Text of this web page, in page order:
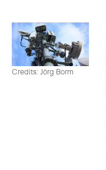
Credits: Jörg Borm